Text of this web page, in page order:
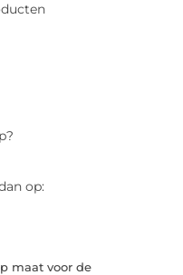
op:
maat voor de